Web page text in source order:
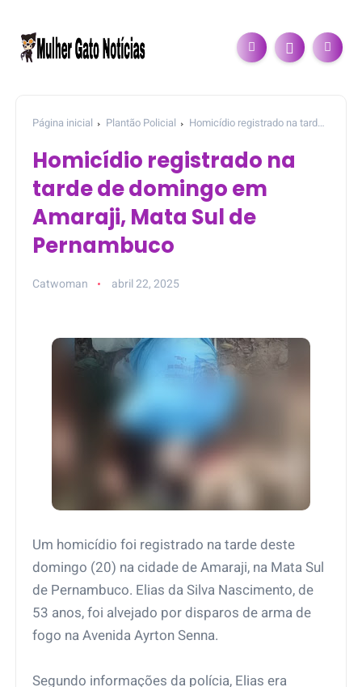
Página inicial Plantão Policial
Homicídio registrado na tarde
Homicídio registrado na
tarde de domingo em
Amaraji, Mata Sul de
Pernambuco
Catwoman abril 22, 2025
Um homicídio foi registrado na tarde deste
domingo (20) na cidade de Amaraji, na Mata Sul
de Pernambuco. Elias da Silva Nascimento, de
53 anos, foi alvejado por disparos de arma de
fogo na Avenida Ayrton Senna.
Segundo informações da polícia, Elias era